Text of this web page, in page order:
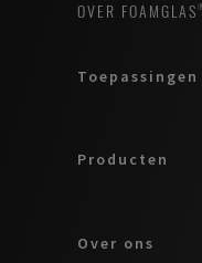
OVER
Producten
Over ons